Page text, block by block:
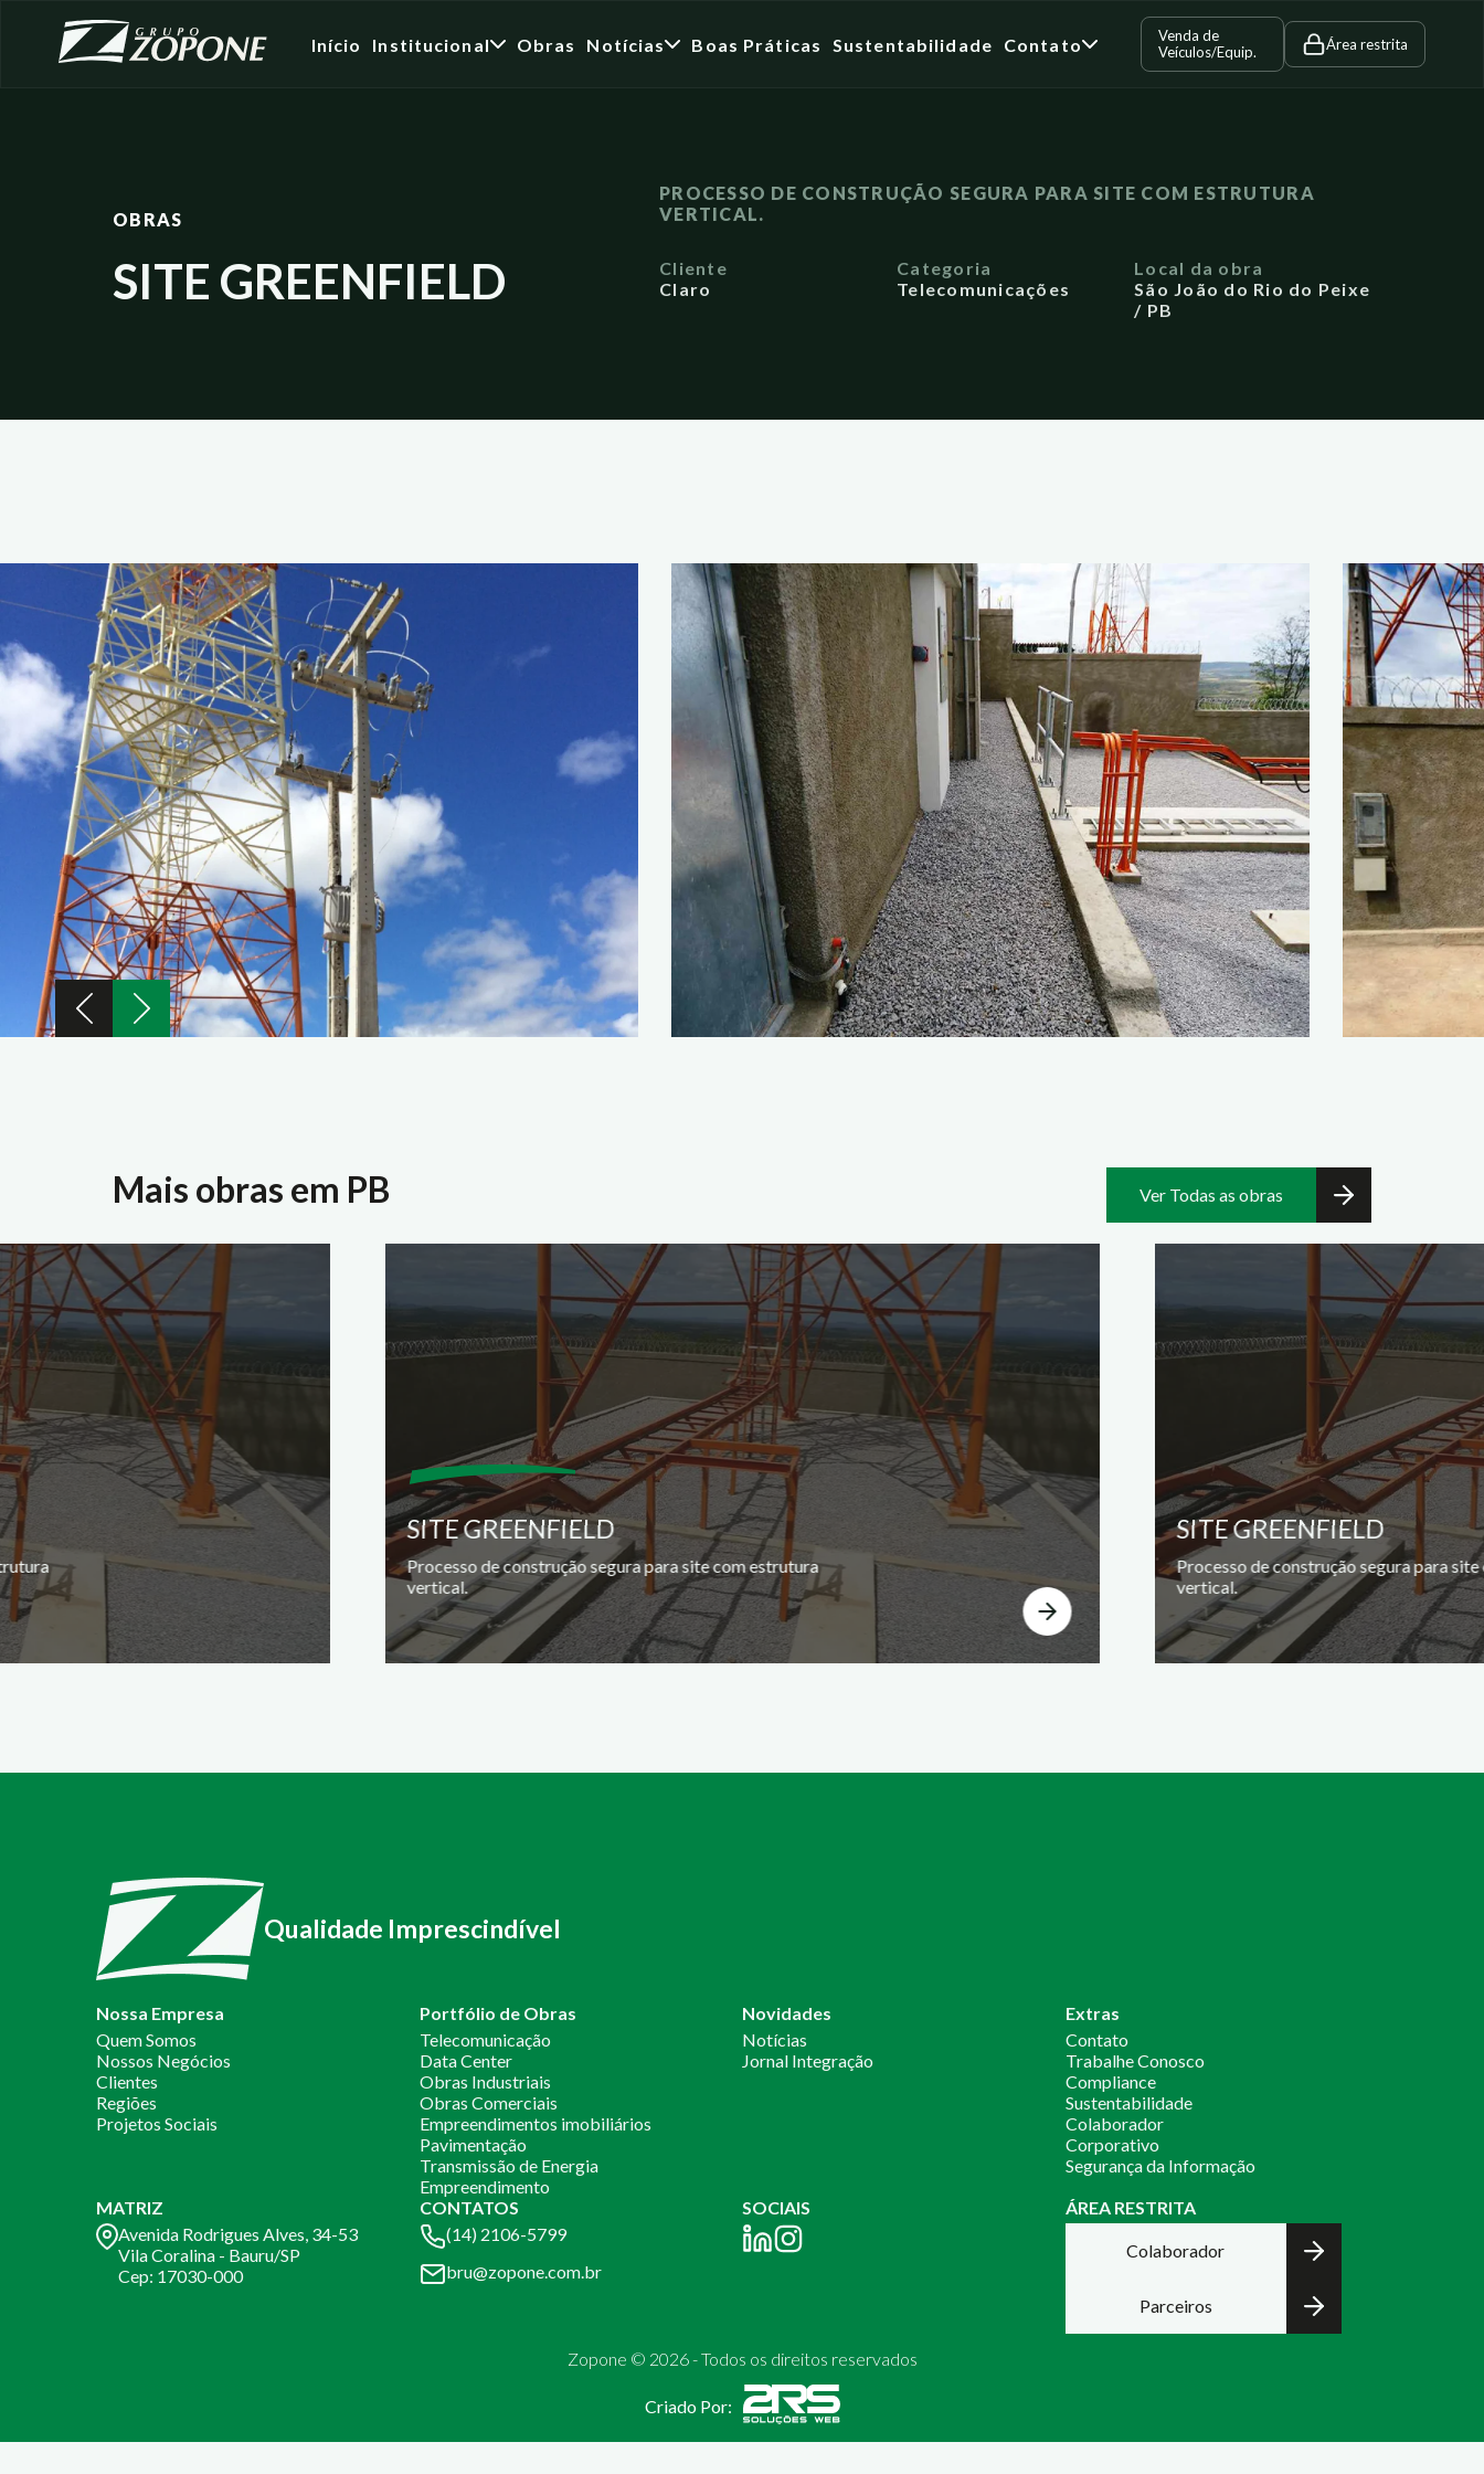
Início Institucional Obras Notícias Boas Práticas Sustentabilidade Contato
Venda de
Veículos/Equip.
Área restrita
OBRAS
SITE GREENFIELD
PROCESSO DE CONSTRUÇÃO SEGURA PARA SITE COM ESTRUTURA
VERTICAL.
Cliente
Claro
Categoria
Telecomunicações
Local da obra
São João do Rio do Peixe
/ PB
Mais obras em PB Ver Todas as obras
SITE GREENFIELD
Processo de construção segura para site com estrutura
vertical.
SITE GREENFIELD
Processo de construção segura para
vertical.
Qualidade Imprescindível
Nossa Empresa
Quem Somos
Nossos Negócios
Clientes
Regiões
Projetos Sociais
Portfólio de Obras
Telecomunicação
Data Center
Obras Industriais
Obras Comerciais
Empreendimentos imobiliários
Pavimentação
Transmissão de Energia
Empreendimento
Novidades
Notícias
Jornal Integração
Extras
Contato
Trabalhe Conosco
Compliance
Sustentabilidade
Colaborador
Corporativo
Segurança da Informação
MATRIZ
Avenida Rodrigues Alves, 34-53
Vila Coralina - Bauru/SP
Cep: 17030-000
CONTATOS
(14) 2106-5799
bru@zopone.com.br
SOCIAIS ÁREA RESTRITA
Colaborador
Parceiros
Zopone © 2026 - Todos os direitos reservados
Criado Por: